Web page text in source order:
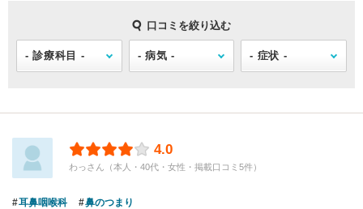
口コミを絞り込む
4.0
わっさん（本人・40代・女性・掲載口コミ5件）
耳鼻咽喉科 鼻のつまり